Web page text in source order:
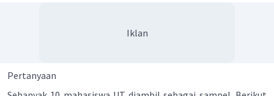
Iklan
Pertanyaan